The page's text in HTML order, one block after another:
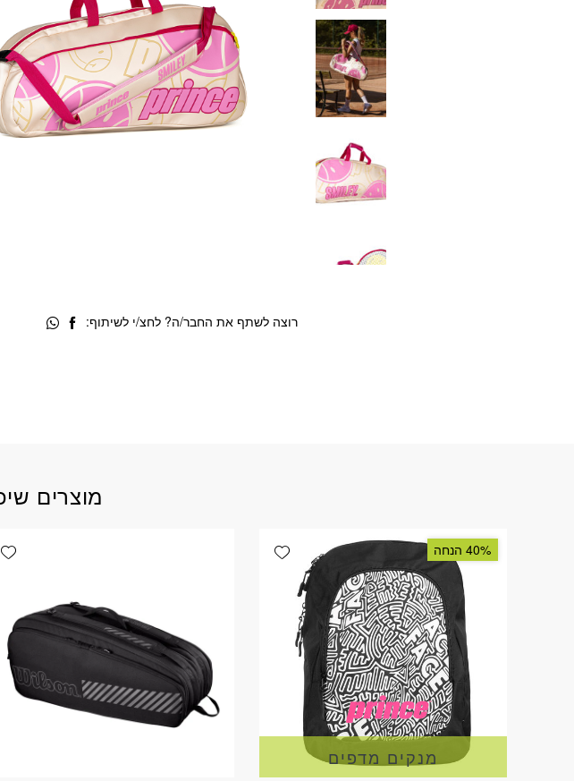
רוצה לשתף את החבר/ה? לחצ/י לשיתוף:
מוצרים
Add wishlist 40% הנחה
מנקים מדפים